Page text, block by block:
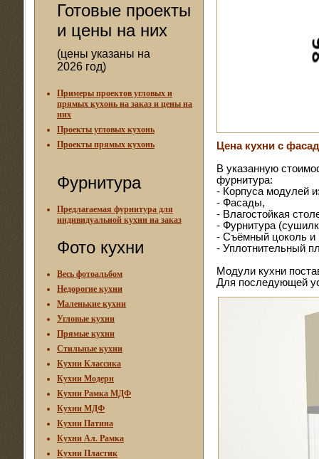
Готовые проекты
и цены на них
(цены указаны на
2026 год)
Примеры проектов угловых и
прямых кухонь на заказ и цены на
них
Проекты угловых кухонь
Проекты прямых кухонь
Фурнитура
Предлагаемая фурнитура для
индивидуальной кухни на заказ
Фото кухни
Весь фотоальбом
Недорогие кухни
Маленькие кухни
Угловые кухни
Прямые кухни
Стильные кухни
Кухни Классика
Кухни Модерн
Кухни Рамка МДФ
Кухни МДФ
Кухни Патина
Кухни Ал. Рамка
Кухни Пластик
Цена кухни с
В указанную
фурнитура:
- Корпуса модулей
- Фасады,
- Влагостойкая
- Фурнитура
- Съёмный цоколь и
- Уплотнительный
Модули кухни
Для последующей